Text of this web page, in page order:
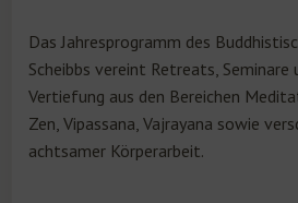
Das Jahresprogramm des
Scheibbs vereint Retreats, Seminare
Vertiefung aus den Bereichen
Zen, Vipassana, Vajrayana sowie
achtsamer Körperarbeit.